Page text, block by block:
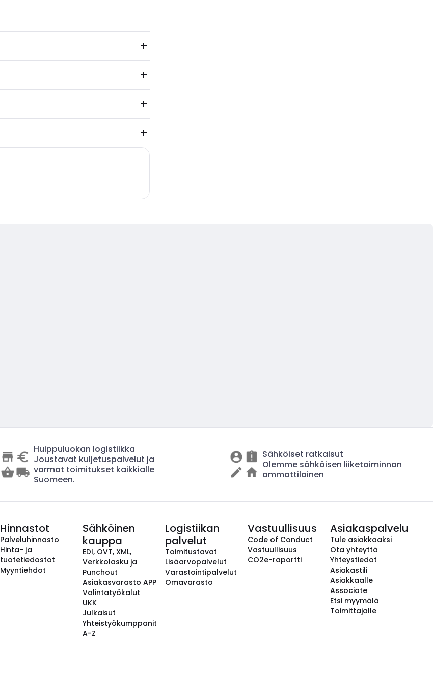
Huippuluokan logistiikka
Joustavat kuljetuspalvelut ja
varmat toimitukset kaikkialle
Suomeen.
Sähköiset ratkaisut
Olemme sähköisen liiketoiminnan
ammattilainen
Hinnastot
Palveluhinnasto
Hinta- ja
tuotetiedostot
Myyntiehdot
Sähköinen
kauppa
EDI, OVT, XML,
Verkkolasku ja
Punchout
Asiakasvarasto APP
Valintatyökalut
UKK
Julkaisut
Yhteistyökumppanit
A-Z
Logistiikan
palvelut
Toimitustavat
Lisäarvopalvelut
Varastointipalvelut
Omavarasto
Vastuullisuus
Code of Conduct
Vastuullisuus
CO2e-raportti
Asiakaspalvelu
Tule asiakkaaksi
Ota yhteyttä
Yhteystiedot
Asiakastili
Asiakkaalle
Associate
Etsi myymälä
Toimittajalle